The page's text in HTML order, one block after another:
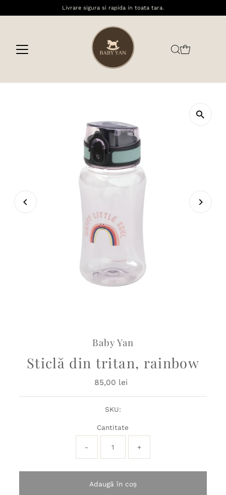
Livrare sigura si rapida in toata tara.
Baby Yan
Sticlă din tritan, rainbow
Preț
85,00 lei
SKU:
Cantitate
- +
Adaugă în coș